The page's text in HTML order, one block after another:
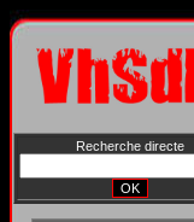
Recherche directe